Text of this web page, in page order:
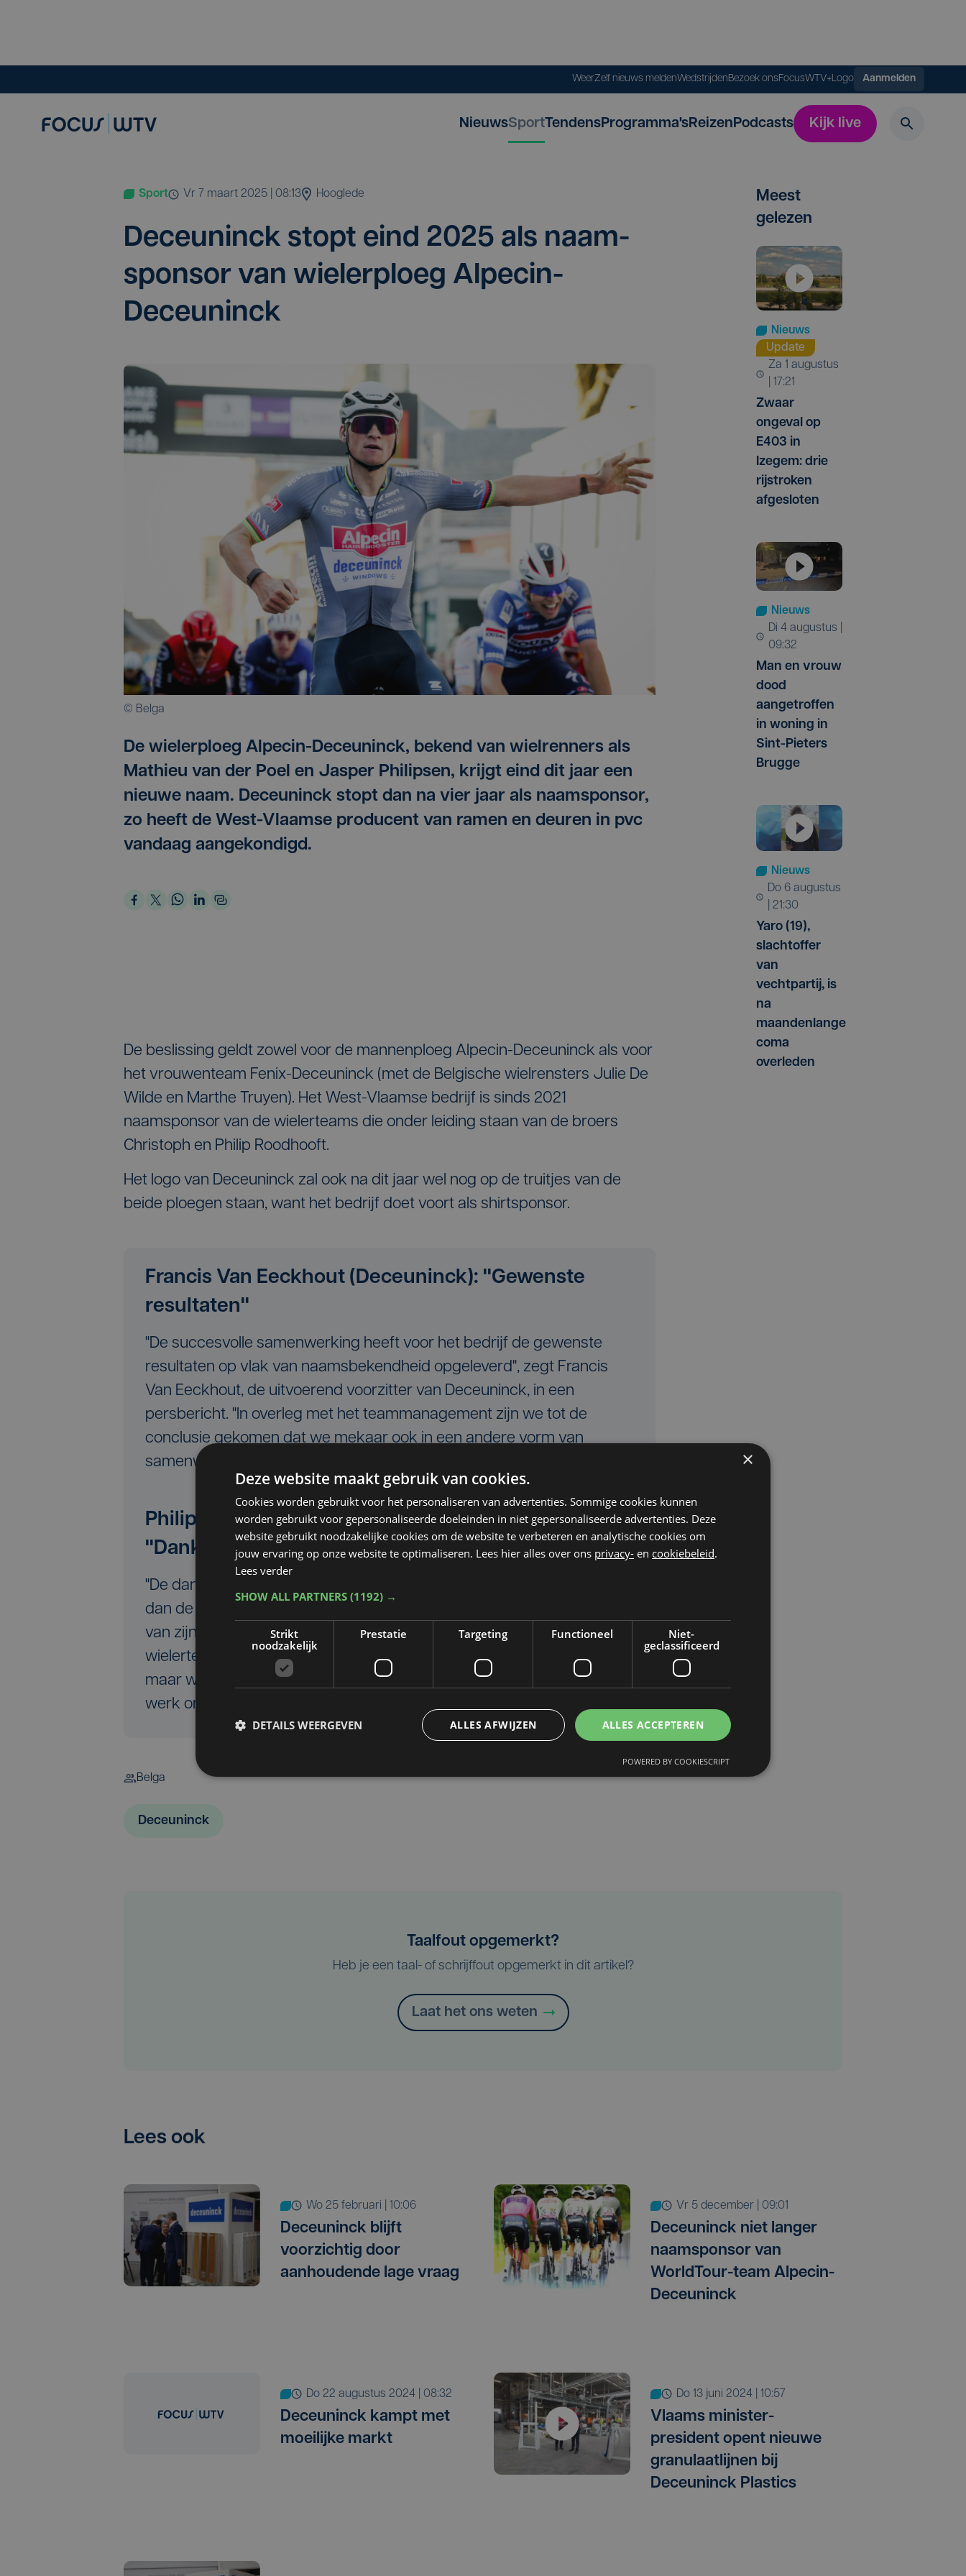
WeerZelf nieuws meldenWedstrijdenBezoek onsFocusWTV+Logo Aanmelden
NieuwsSportTendensProgramma'sReizenPodcasts Kijk live
Sport vr 7 maart 2025 | 08:13 Hooglede
Deceu­nin­ck stopt eind 2025 als naam­
spon­sor van wie­ler­ploeg Alpecin-
Deceuninck
© Belga
De wielerploeg Alpecin-Deceuninck, bekend van wielrenners als
Mathieu van der Poel en Jasper Philipsen, krijgt eind dit jaar een
nieuwe naam. Deceuninck stopt dan na vier jaar als naamsponsor,
zo heeft de West-Vlaamse producent van ramen en deuren in pvc
vandaag aangekondigd.
De beslissing geldt zowel voor de mannenploeg Alpecin-Deceuninck als voor
het vrouwenteam Fenix-Deceuninck (met de Belgische wielrensters Julie De
Wilde en Marthe Truyen). Het West-Vlaamse bedrijf is sinds 2021
naamsponsor van de wielerteams die onder leiding staan van de broers
Christoph en Philip Roodhooft.
Het logo van Deceuninck zal ook na dit jaar wel nog op de truitjes van de
beide ploegen staan, want het bedrijf doet voort als shirtsponsor.
Francis Van Eeckhout (Deceuninck): "Gewenste
resultaten"
"De succesvolle samenwerking heeft voor het bedrijf de gewenste
resultaten op vlak van naamsbekendheid opgeleverd", zegt Francis
Van Eeckhout, de uitvoerend voorzitter van Deceuninck, in een
persbericht. "In overleg met het teammanagement zijn we tot de
conclusie gekomen dat we mekaar ook in een andere vorm van
samenwerking kunnen blijven versterken."
Philip Roodhooft (Alpecin-Deceuninck):
"Dankbaarheid is groter dan teleurstelling"
"De dankbaarheid voor het engagement van hun kant is veel groter
dan de teleurstelling om de beslissing een stap terug te zetten", zegt
van zijn kant Philip Roodhooft, de algemeen manager van de twee
wielerteams. "Uiteraard creëert dit een uitdaging voor ons als team,
maar we zijn tijdig op de hoogte gebracht en we stellen alles in het
werk om opnieuw een solide tweede naampartner aan te trekken."
Belga
Deceuninck
Meest
gelezen
Nieuws
Update
za 1 augustus
| 17:21
Zwaar
ongeval op
E403 in
Izegem: drie
rijstroken
afgesloten
Nieuws
di 4 augustus |
09:32
Man en vrouw
dood
aangetroffen
in woning in
Sint-Pieters
Brugge
Nieuws
do 6 augustus
| 21:30
Yaro (19),
slachtoffer
van
vechtpartij, is
na
maandenlange
coma
overleden
Taalfout opgemerkt?
Heb je een taal- of schrijffout opgemerkt in dit artikel?
Laat het ons weten
Lees ook
wo 25 februari | 10:06
Deceuninck blijft
voorzichtig door
aanhoudende lage vraag
vr 5 december | 09:01
Deceuninck niet langer
naamsponsor van
WorldTour-team Alpecin-
Deceuninck
do 22 augustus 2024 | 08:32
Deceuninck kampt met
moeilijke markt
do 13 juni 2024 | 10:57
Vlaams minister-
president opent nieuwe
granulaatlijnen bij
Deceuninck Plastics
×
Deze website maakt gebruik van cookies.
Cookies worden gebruikt voor het personaliseren van advertenties. Sommige cookies kunnen
worden gebruikt voor gepersonaliseerde doeleinden in niet gepersonaliseerde advertenties. Deze
website gebruikt noodzakelijke cookies om de website te verbeteren en analytische cookies om
jouw ervaring op onze website te optimaliseren. Lees hier alles over ons privacy- en cookiebeleid.
Lees verder
SHOW ALL PARTNERS (1192) →
Strikt
noodzakelijk
Prestatie Targeting Functioneel
Niet-
geclassificeerd
ALLES ACCEPTEREN
ALLES AFWIJZEN
DETAILS WEERGEVEN
POWERED BY COOKIESCRIPT